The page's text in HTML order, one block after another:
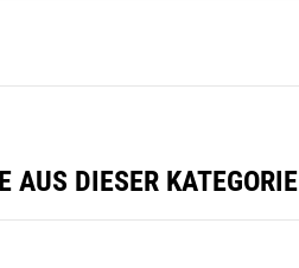
AUS DIESER KATEGORIE